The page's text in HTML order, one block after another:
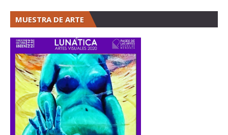
MUESTRA DE ARTE